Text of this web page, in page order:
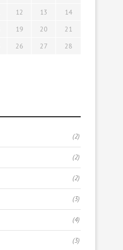
Cuando la hora de comer
12 13
14
19 20
21
26 27
28
(2)
(2)
(2)
(3)
(4)
(3)